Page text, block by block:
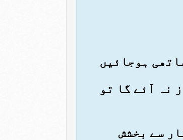
نہ آئے گا تو
سے بخشش